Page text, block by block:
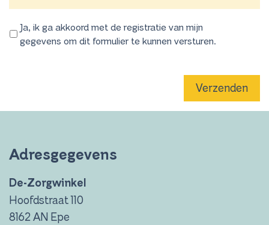
Ja, ik ga akkoord met de registratie van mijn
gegevens om dit formulier te kunnen versturen.
Verzenden
Adresgegevens
De-Zorgwinkel
Hoofdstraat 110
8162 AN Epe